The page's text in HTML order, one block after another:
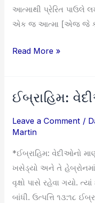
આત્માથી પ્રેરિત પાઉલે
એક જ આત્મા [એજ જે
Read More »
ઈબ્રાહિમ:
Leave a Comment /
Martin
*ઈબ્રાહિમ: વેદીઓનો
ખસેડ્યો અને તે
વૃક્ષો પાસે રહેવા ગયો.
બાંધી. ઉત્પત્તિ ૧૩:૧૮
ઈબ્રાહિમ:
માણસ!